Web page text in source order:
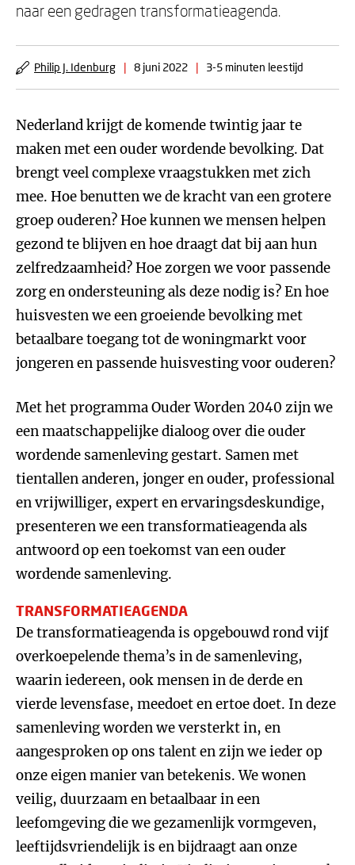
naar een gedragen transformatieagenda.
Philip J. Idenburg | 8 juni 2022 | 3-5 minuten leestijd
Nederland krijgt de komende twintig jaar te
maken met een ouder wordende bevolking. Dat
brengt veel complexe vraagstukken met zich
mee. Hoe benutten we de kracht van een grotere
groep ouderen? Hoe kunnen we mensen helpen
gezond te blijven en hoe draagt dat bij aan hun
zelfredzaamheid? Hoe zorgen we voor passende
zorg en ondersteuning als deze nodig is? En hoe
huisvesten we een groeiende bevolking met
betaalbare toegang tot de woningmarkt voor
jongeren en passende huisvesting voor ouderen?
Met het programma Ouder Worden 2040 zijn we
een maatschappelijke dialoog over die ouder
wordende samenleving gestart. Samen met
tientallen anderen, jonger en ouder, professional
en vrijwilliger, expert en ervaringsdeskundige,
presenteren we een transformatieagenda als
antwoord op een toekomst van een ouder
wordende samenleving.
TRANSFORMATIEAGENDA
De transformatieagenda is opgebouwd rond vijf
overkoepelende thema’s in de samenleving,
waarin iedereen, ook mensen in de derde en
vierde levensfase, meedoet en ertoe doet. In deze
samenleving worden we versterkt in, en
aangesproken op ons talent en zijn we ieder op
onze eigen manier van betekenis. We wonen
veilig, duurzaam en betaalbaar in een
leefomgeving die we gezamenlijk vormgeven,
leeftijdsvriendelijk is en bijdraagt aan onze